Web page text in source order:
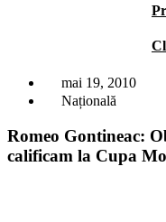
mai 19, 2010
Națională
Romeo Gontineac:
calificam la Cupa